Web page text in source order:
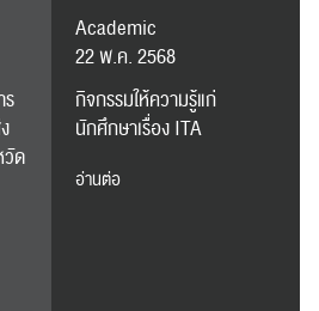
วัด
Academic
22 พ.ค. 2568
กิจกรรมให้ความรู้แก่
นักศึกษาเรื่อง ITA
อ่านต่อ